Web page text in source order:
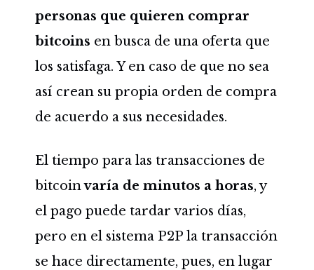
personas que quieren comprar
bitcoins en busca de una oferta que
los satisfaga. Y en caso de que no sea
así crean su propia orden de compra
de acuerdo a sus necesidades.
El tiempo para las transacciones de
bitcoinvaría de minutos a horas, y
el pago puede tardar varios días,
pero en el sistema P2P la transacción
se hace directamente, pues, en lugar